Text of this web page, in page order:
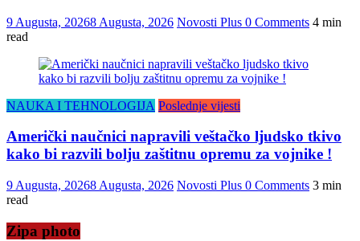
9 Augusta, 20268 Augusta, 2026 Novosti Plus 0 Comments 4 min
read
NAUKA I TEHNOLOGIJA Poslednje vijesti
Američki naučnici napravili veštačko ljudsko tkivo
kako bi razvili bolju zaštitnu opremu za vojnike !
9 Augusta, 20268 Augusta, 2026 Novosti Plus 0 Comments 3 min
read
Zipa photo